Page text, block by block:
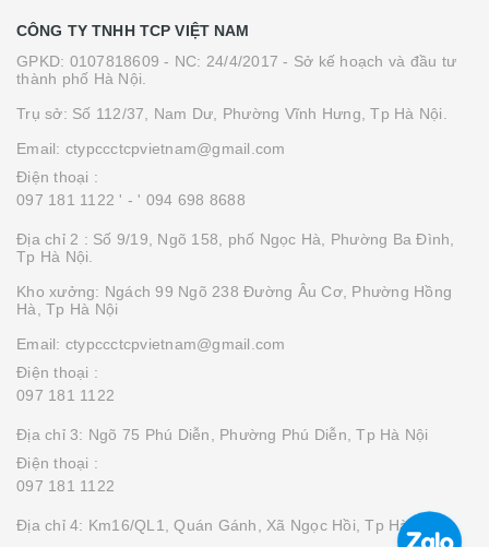
CÔNG TY TNHH TCP VIỆT NAM
GPKD: 0107818609 - NC: 24/4/2017 - Sở kế hoạch và đầu tư
thành phố Hà Nội.
Trụ sở: Số 112/37, Nam Dư, Phường Vĩnh Hưng, Tp Hà Nội.
Email: ctypccctcpvietnam@gmail.com
Điện thoại :
097 181 1122 ' - ' 094 698 8688
Địa chỉ 2 : Số 9/19, Ngõ 158, phố Ngọc Hà, Phường Ba Đình,
Tp Hà Nội.
Kho xưởng: Ngách 99 Ngõ 238 Đường Âu Cơ, Phường Hồng
Hà, Tp Hà Nội
Email: ctypccctcpvietnam@gmail.com
Điện thoại :
097 181 1122
Địa chỉ 3: Ngõ 75 Phú Diễn, Phường Phú Diễn, Tp Hà Nội
Điện thoại :
097 181 1122
Địa chỉ 4: Km16/QL1, Quán Gánh, Xã Ngọc Hồi, Tp Hà Nội